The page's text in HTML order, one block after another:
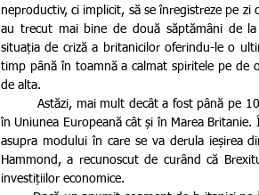
neproductiv, ci implicit, să se înregistreze pe
au trecut mai bine de două săptămâni de
situația de criză a britanicilor oferindu-le o
timp până în toamnă a calmat spiritele pe de
de alta.
         Astăzi, mai mult decât a fost până pe 10 aprilie, starea de incertitudine continuă să persiste atât
în Uniunea Europeană cât și în Marea
asupra modului în care se va derula ieșirea
Hammond, a recunoscut de curând că
investițiilor economice.